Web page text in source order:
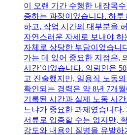
이 오랜 기간 수행한 내장목
증하는 과정이었습니다. 하루
하고, 작업 시간의 대부분을
자연스러운 자세로 보내야 하
자체로 상당한 부담이었습니
가는 데 있어 중요한 지점은,
시간’이었습니다. 의뢰인은
고 진술했지만, 일용직 노동
확인되는 경력은 약 8년 7개
기록된 시간과 실제 노동 시
느냐가 중요한 과제였습니다
서류로 입증할 수는 없지만,
강도와 내용이 질병을 유발